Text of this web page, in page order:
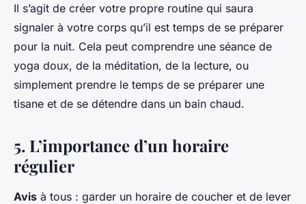
Il s’agit de créer votre propre routine qui saura
signaler à votre corps qu’il est temps de se préparer
pour la nuit. Cela peut comprendre une séance de
yoga doux, de la méditation, de la lecture, ou
simplement prendre le temps de se préparer une
tisane et de se détendre dans un bain chaud.
5. L’importance d’un horaire
régulier
Avis à tous : garder un horaire de coucher et de lever